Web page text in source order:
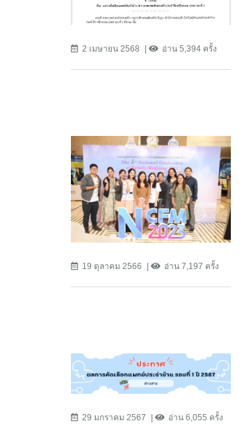
2 เมษายน 2568 อ่าน 5,394 ครั้ง
19 ตุลาคม 2566 อ่าน 7,197 ครั้ง
29 มกราคม 2567 อ่าน 6,055 ครั้ง